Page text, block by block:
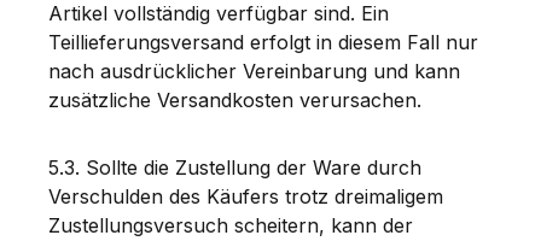
Artikel vollständig verfügbar sind. Ein
Teillieferungsversand erfolgt in diesem Fall nur
nach ausdrücklicher Vereinbarung und kann
zusätzliche Versandkosten verursachen.
5.3. Sollte die Zustellung der Ware durch
Verschulden des Käufers trotz dreimaligem
Zustellungsversuch scheitern, kann der